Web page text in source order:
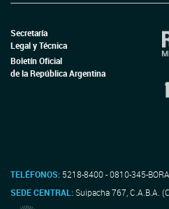
Secretaría
Legal y Técnica
Boletín Oficial
de la República Argentina
TELÉFONOS: 5218-8400 - 0810-345-
SEDE CENTRAL:Suipacha 767, C.A.B.A.